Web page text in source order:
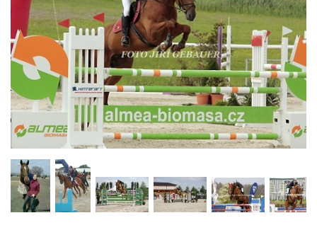
SLUŽBY
JEŽDĚNÍ PRO VEŘEJNOST
FOTOALBUM
VIDEA
ODKAZY